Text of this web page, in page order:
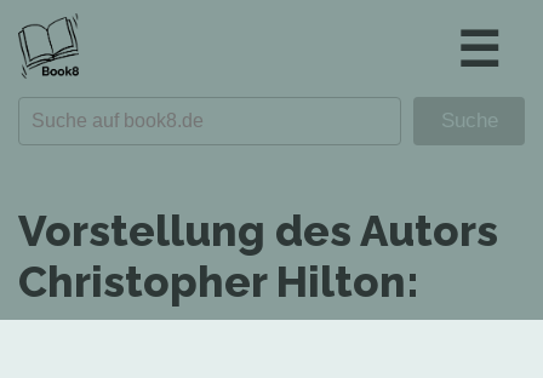
☰
Vorstellung des Autors
Christopher Hilton: